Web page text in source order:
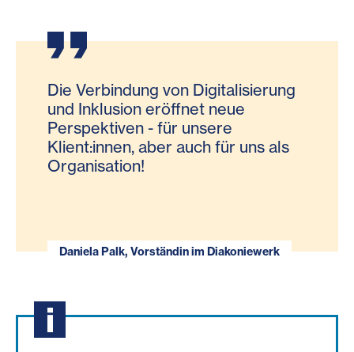
Die Verbindung von Digitalisierung
und Inklusion eröffnet neue
Perspektiven - für unsere
Klient:innen, aber auch für uns als
Organisation!
Daniela Palk, Vorständin im Diakoniewerk